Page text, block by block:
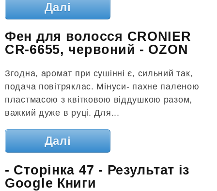
Далі
Фен для волосся CRONIER
CR-6655, червоний - OZON
Згодна, аромат при сушінні є, сильний так,
подача повітряклас. Мінуси- пахне паленою
пластмасою з квітковою віддушкою разом,
важкий дуже в руці. Для...
Далі
- Сторінка 47 - Результат із
Google Книги